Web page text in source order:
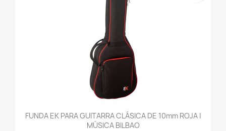
FUNDA EK PARA GUITARRA CLÁSICA DE 10mm ROJA |
MÚSICA BILBAO